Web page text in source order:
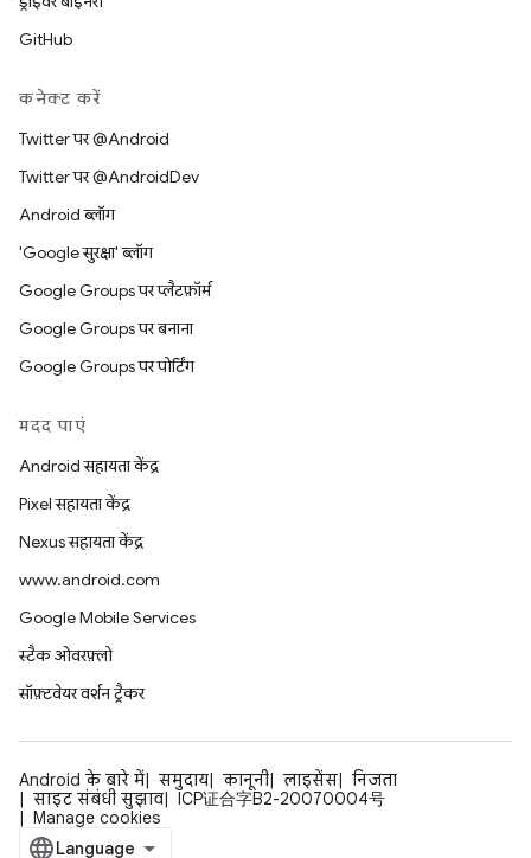
GitHub
कनेक्ट करें
Twitter पर @Android
Twitter पर @AndroidDev
Android ब्लॉग
'Google सुरक्षा' ब्लॉग
Google Groups पर प्लैटफ़ॉर्म
Google Groups पर बनाना
Google Groups पर पोर्टिंग
मदद पाएं
Android सहायता केंद्र
Pixel सहायता केंद्र
Nexus सहायता केंद्र
www.android.com
Google Mobile Services
स्टैक ओवरफ़्लो
सॉफ़्टवेयर वर्शन ट्रैकर
Android के बारे में समुदाय कानूनी लाइसेंस
निजता
साइट संबंधी सुझाव
ICP证合字B2-20070004号
Manage cookies